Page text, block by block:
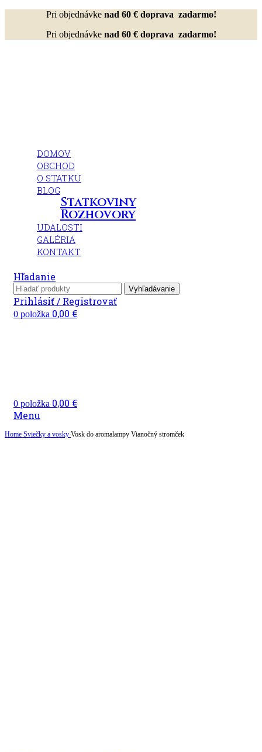
Pri objednávke nad 60 € doprava zadarmo!
Pri objednávke nad 60 € doprava zadarmo!
DOMOV
OBCHOD
O STATKU
BLOG
Statkoviny
Rozhovory
UDALOSTI
GALÉRIA
KONTAKT
Hľadanie
Vyhľadávanie
Prihlásiť / Registrovať
0 položka 0,00 €
0 položka 0,00 €
Menu
Home Sviečky a vosky Vosk do aromalampy Vianočný stromček